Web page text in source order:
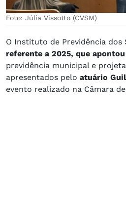
Foto: Júlia Vissotto (CVSM)
O Instituto de Previdência dos
referente a 2025, que
previdência municipal e
apresentados pelo atuário
evento realizado na Câmara